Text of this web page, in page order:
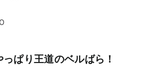
ぱり王道のベルばら！